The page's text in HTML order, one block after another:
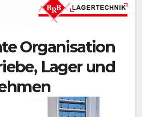
Organisation
Lager und